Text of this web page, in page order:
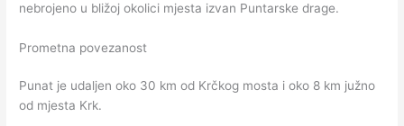
nebrojeno u bližoj okolici mjesta izvan Puntarske drage.
Prometna povezanost
Punat je udaljen oko 30 km od Krčkog mosta i oko 8 km južno
od mjesta Krk.